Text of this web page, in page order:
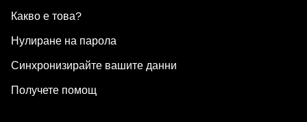
Какво е това?
Нулиране на парола
Синхронизирайте вашите данни
Получете помощ